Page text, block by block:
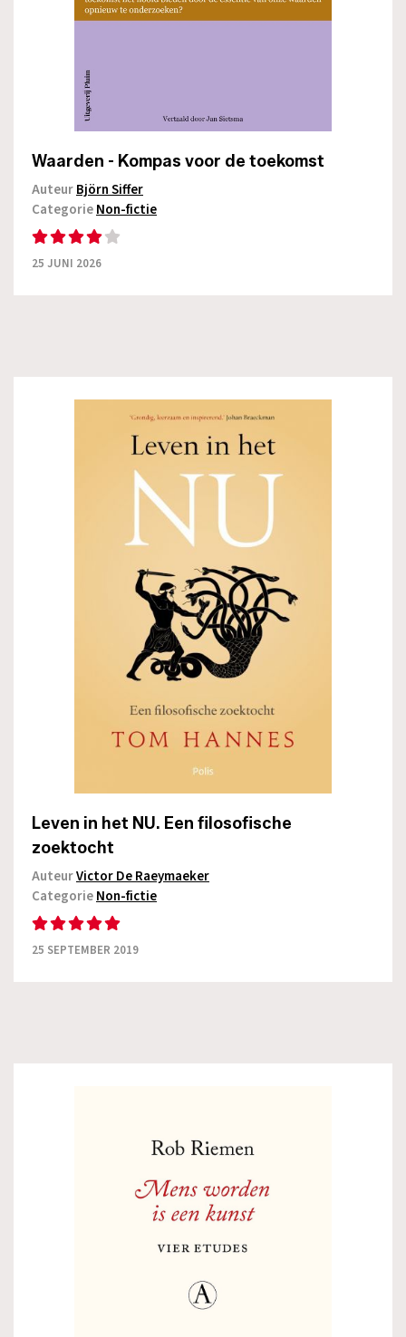
Waarden - Kompas voor de toekomst
AuteurBjörn Siffer
CategorieNon-fictie
25 JUNI 2026
Leven in het NU. Een filosofische
zoektocht
AuteurVictor De Raeymaeker
CategorieNon-fictie
25 SEPTEMBER 2019